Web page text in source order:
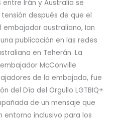
Irán y Australia se
después de que el
australiano, Ian
publicación en las redes
en Teherán. La
McConville
de la embajada, fue
del Día del Orgullo LGTBIQ+
de un mensaje que
entorno inclusivo para los